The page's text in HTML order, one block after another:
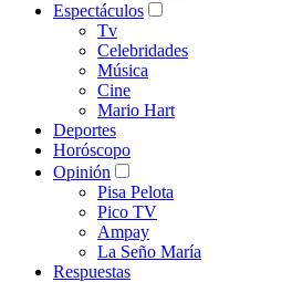
Espectáculos
Tv
Celebridades
Música
Cine
Mario Hart
Deportes
Horóscopo
Opinión
Pisa Pelota
Pico TV
Ampay
La Seño María
Respuestas